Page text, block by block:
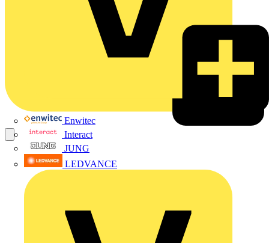
Enwitec
Interact
JUNG
LEDVANCE